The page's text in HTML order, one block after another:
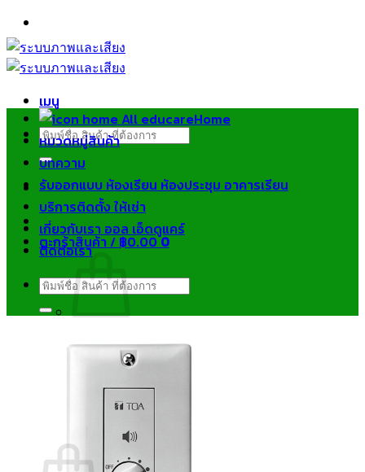
ข้าม
ไป
ยัง
เมนู
ค้นหา:
ตะกร้าสินค้า /฿0.000
ไม่มีสินค้าในตะกร้า
Home
หมวดหมู่สินค้า
บทความ
รับออกแบบ ห้องเรียน ห้องประชุม อาคารเรียน
บริการติดตั้ง ให้เช่า
เกี่ยวกับเรา ออล เอ็ดดูแคร์
ติดต่อเรา
ค้นหา: